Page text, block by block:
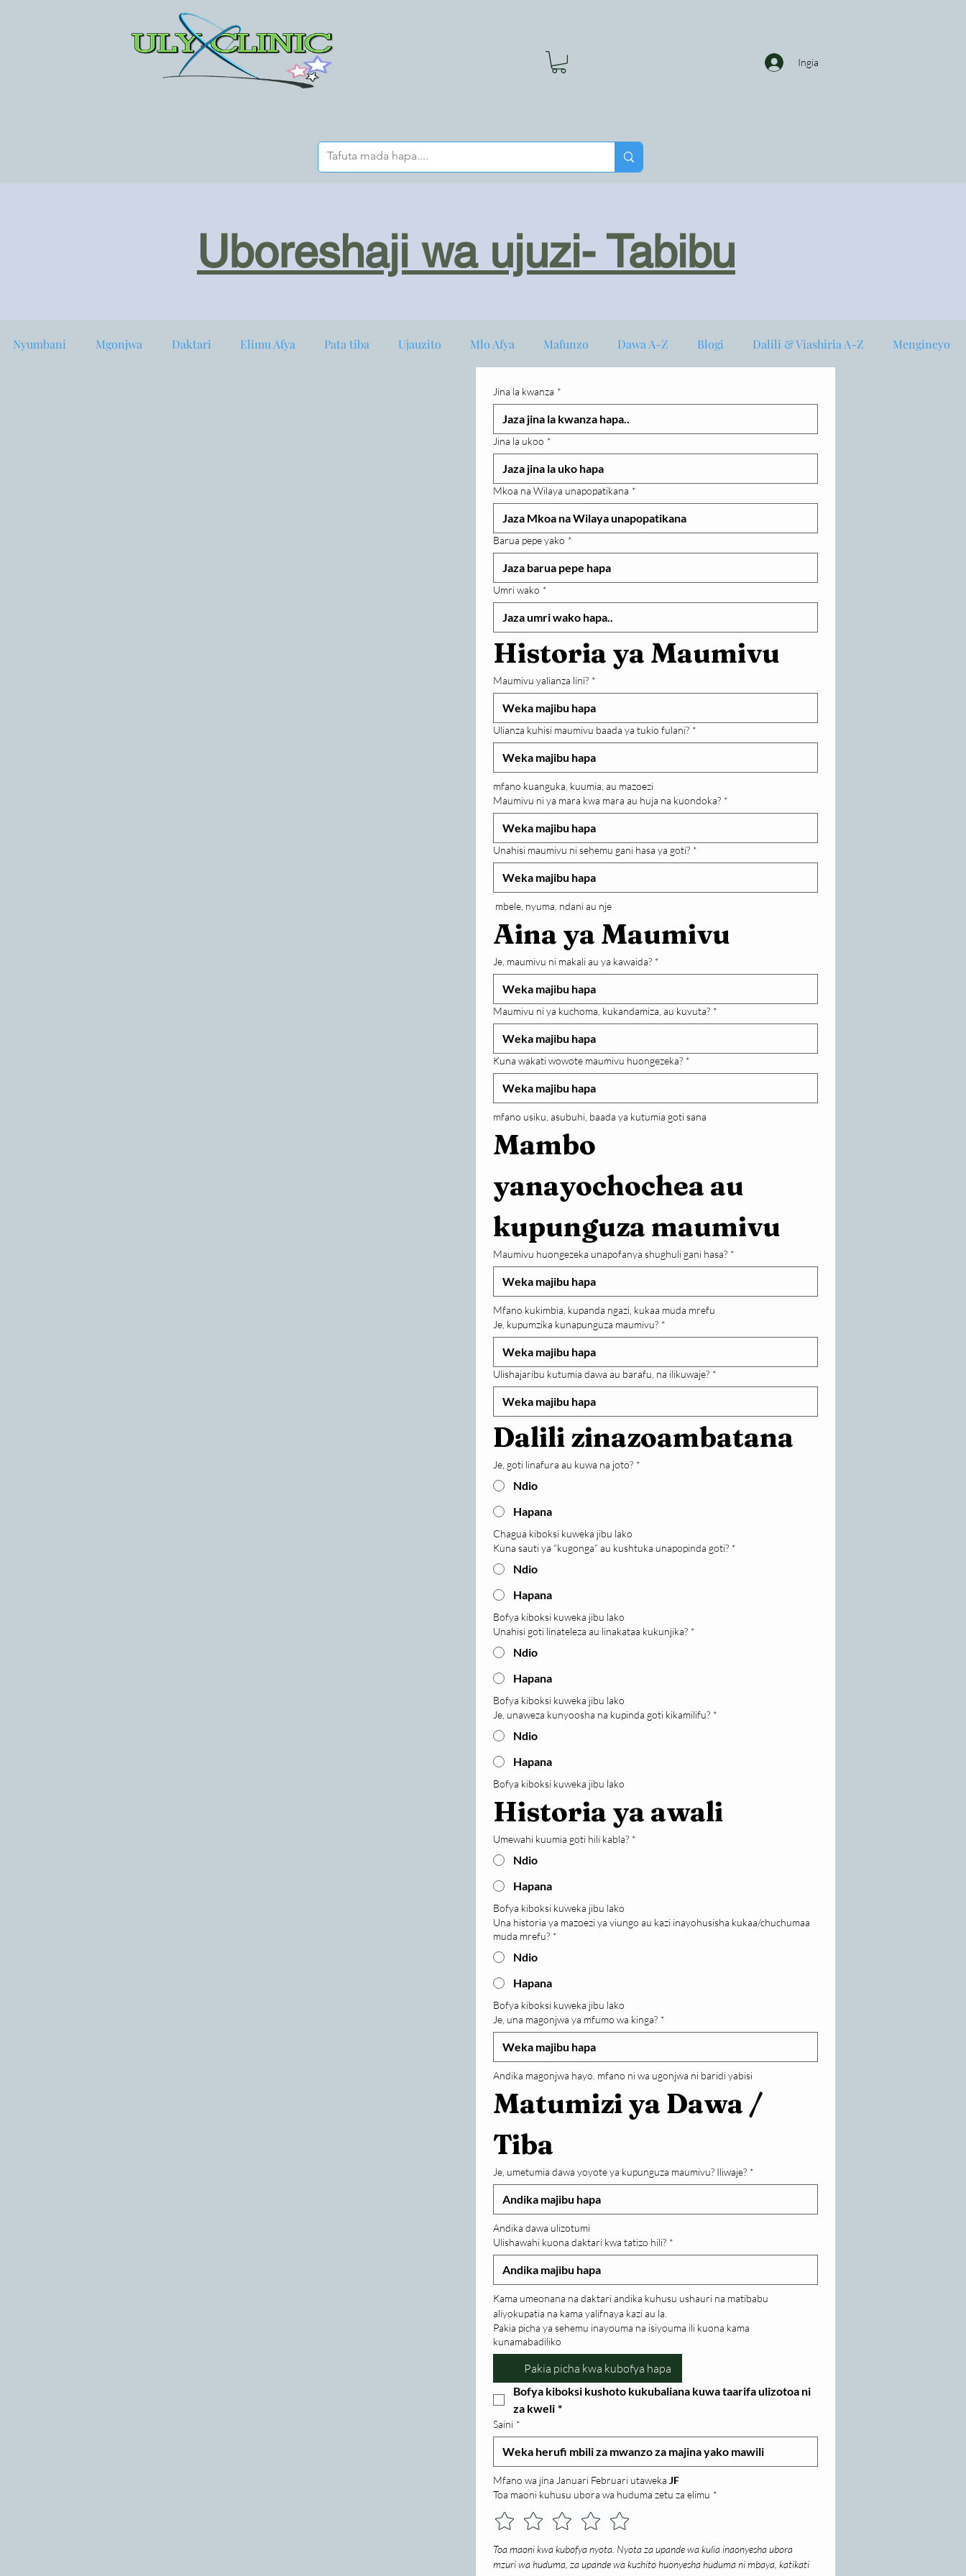
Ingia
Uboreshaji wa ujuzi- Tabibu
Nyumbani Mgonjwa Daktari Elimu Afya Pata tiba Ujauzito Mlo Afya Mafunzo Dawa A-Z Blogi Dalili & Viashiria A-Z Mengineyo
Jina la kwanza *
Jina la ukoo *
Mkoa na Wilaya unapopatikana *
Barua pepe yako *
Umri wako *
Historia ya Maumivu
Maumivu yalianza lini? *
Ulianza kuhisi maumivu baada ya tukio fulani? *
mfano kuanguka, kuumia, au mazoezi
Maumivu ni ya mara kwa mara au huja na kuondoka? *
Unahisi maumivu ni sehemu gani hasa ya goti? *
mbele, nyuma, ndani au nje
Aina ya Maumivu
Je, maumivu ni makali au ya kawaida? *
Maumivu ni ya kuchoma, kukandamiza, au kuvuta? *
Kuna wakati wowote maumivu huongezeka? *
mfano usiku, asubuhi, baada ya kutumia goti sana
Mambo
yanayochochea au
kupunguza maumivu
Maumivu huongezeka unapofanya shughuli gani hasa? *
Mfano kukimbia, kupanda ngazi, kukaa muda mrefu
Je, kupumzika kunapunguza maumivu? *
Ulishajaribu kutumia dawa au barafu, na ilikuwaje? *
Dalili zinazoambatana
Je, goti linafura au kuwa na joto? *
Ndio
Hapana
Chagua kiboksi kuweka jibu lako
Kuna sauti ya “kugonga” au kushtuka unapopinda goti? *
Ndio
Hapana
Bofya kiboksi kuweka jibu lako
Unahisi goti linateleza au linakataa kukunjika? *
Ndio
Hapana
Bofya kiboksi kuweka jibu lako
Je, unaweza kunyoosha na kupinda goti kikamilifu? *
Ndio
Hapana
Bofya kiboksi kuweka jibu lako
Historia ya awali
Umewahi kuumia goti hili kabla? *
Ndio
Hapana
Bofya kiboksi kuweka jibu lako
Una historia ya mazoezi ya viungo au kazi inayohusisha kukaa/chuchumaa
muda mrefu? *
Ndio
Hapana
Bofya kiboksi kuweka jibu lako
Je, una magonjwa ya mfumo wa kinga? *
Andika magonjwa hayo. mfano ni wa ugonjwa ni baridi yabisi
Matumizi ya Dawa /
Tiba
Je, umetumia dawa yoyote ya kupunguza maumivu? Iliwaje? *
Andika dawa ulizotumi
Ulishawahi kuona daktari kwa tatizo hili? *
Kama umeonana na daktari andika kuhusu ushauri na matibabu
aliyokupatia na kama yalifnaya kazi au la.
Pakia picha ya sehemu inayouma na isiyouma ili kuona kama
kunamabadiliko
Pakia picha kwa kubofya hapa
Bofya kiboksi kushoto kukubaliana kuwa taarifa ulizotoa ni
za kweli *
Saini *
Mfano wa jina Januari Februari utaweka JF
Toa maoni kuhusu ubora wa huduma zetu za elimu *
Toa maoni kwa kubofya nyota. Nyota za upande wa kulia inaonyesha ubora
mzuri wa huduma, za upande wa kushito huonyesha huduma ni mbaya, katikati